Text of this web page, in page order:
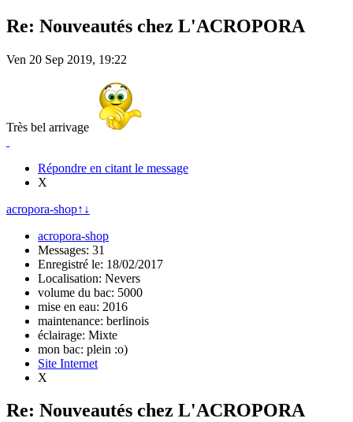
Re: Nouveautés chez L'ACROPORA
Ven 20 Sep 2019, 19:22
Très bel arrivage
Répondre en citant le message
X
acropora-shop↑ ↓
acropora-shop
Messages: 31
Enregistré le: 18/02/2017
Localisation: Nevers
volume du bac: 5000
mise en eau: 2016
maintenance: berlinois
éclairage: Mixte
mon bac: plein :o)
Site Internet
X
Re: Nouveautés chez L'ACROPORA